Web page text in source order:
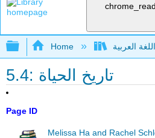
Expand/collapse
Home
5.4: تاريخ الحياة
Page ID
Melissa Ha and Rachel